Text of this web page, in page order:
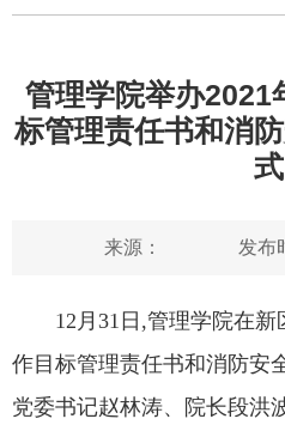
管理学院举办2021
标管理责任书和消
式
来源： 发布
12月31日,管理学院在
作目标管理责任书和消防安
党委书记赵林涛、院长段洪